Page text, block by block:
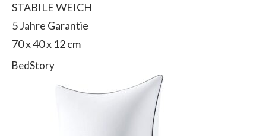
STABILE WEICH
5 Jahre Garantie
‎70 x 40 x 12 cm
BedStory